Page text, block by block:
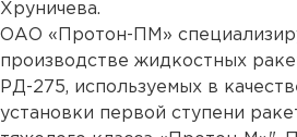
Хруничева.
ОАО «Протон-ПМ»
производстве жидкостных
РД-275, используемых в
установки первой ступени